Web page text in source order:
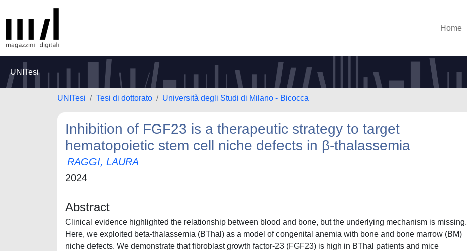
Home
UNITesi
UNITesi Tesi di dottorato Università degli Studi di Milano - Bicocca
Inhibition of FGF23 is a therapeutic strategy to target
hematopoietic stem cell niche defects in β-thalassemia
RAGGI, LAURA
2024
Abstract
Clinical evidence highlighted the relationship between blood and bone, but the underlying mechanism is missing.
Here, we exploited beta-thalassemia (BThal) as a model of congenital anemia with bone and bone marrow (BM)
niche defects. We demonstrate that fibroblast growth factor-23 (FGF23) is high in BThal patients and mice